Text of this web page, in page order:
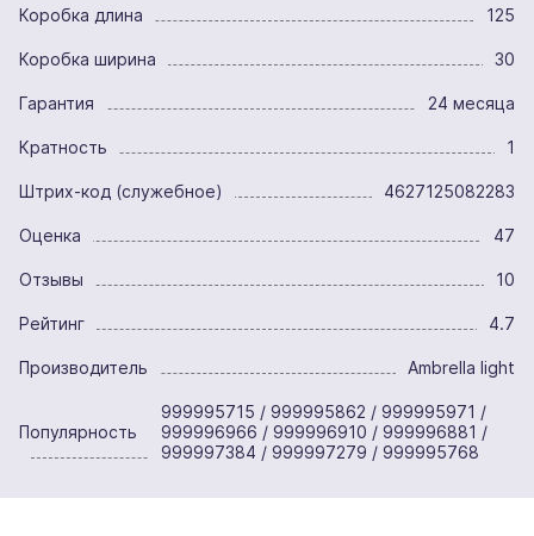
Коробка длина 125
Коробка ширина 30
Гарантия 24 месяца
Кратность 1
Штрих-код (служебное) 4627125082283
Оценка 47
Отзывы 10
Рейтинг 4.7
Производитель Ambrella light
Популярность
999995715 / 999995862 / 999995971 /
999996966 / 999996910 / 999996881 /
999997384 / 999997279 / 999995768